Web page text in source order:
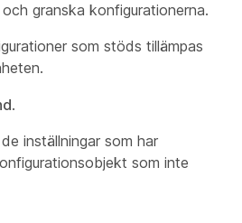
och granska konfigurationerna.
som stöds tillämpas
.
inställningar som har
som inte